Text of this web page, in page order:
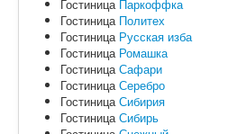
Гостиница Паркоффка
Гостиница Политех
Гостиница Русская изба
Гостиница Ромашка
Гостиница Сафари
Гостиница Серебро
Гостиница Сибирия
Гостиница Сибирь